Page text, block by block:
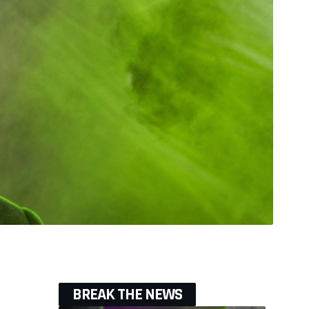
BREAK THE NEWS